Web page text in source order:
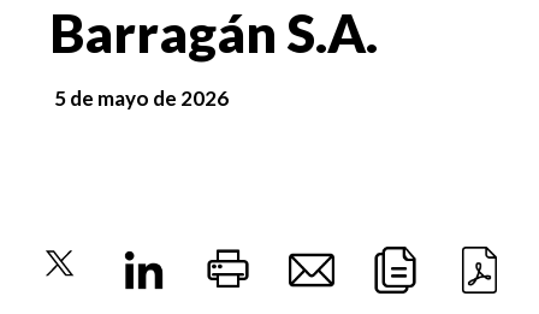
Barragán S.A.
5 de mayo de 2026